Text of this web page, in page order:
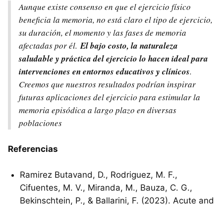
Aunque existe consenso en que el ejercicio físico
beneficia la memoria, no está claro el tipo de ejercicio,
su duración, el momento y las fases de memoria
afectadas por él.El bajo costo, la naturaleza
saludable y práctica del ejercicio lo hacen ideal para
intervenciones en entornos educativos y clínicos.
Creemos que nuestros resultados podrían inspirar
futuras aplicaciones del ejercicio para estimular la
memoria episódica a largo plazo en diversas
poblaciones
Referencias
Ramirez Butavand, D., Rodriguez, M. F.,
Cifuentes, M. V., Miranda, M., Bauza, C. G.,
Bekinschtein, P., & Ballarini, F. (2023). Acute and